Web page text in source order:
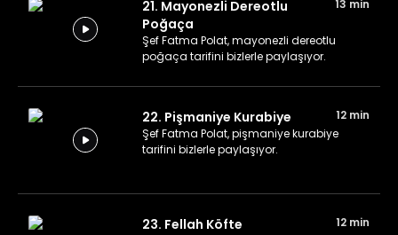
21. Mayonezli Dereotlu
Poğaça
13 min
Şef Fatma Polat, mayonezli dereotlu
poğaça tarifini bizlerle paylaşıyor.
22. Pişmaniye Kurabiye
12 min
Şef Fatma Polat, pişmaniye kurabiye
tarifini bizlerle paylaşıyor.
23. Fellah Köfte
12 min